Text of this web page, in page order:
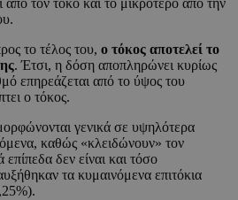
από τον τόκο και το μικρότερο από την
το τέλος του, ο τόκος αποτελεί το
. Έτσι, η δόση αποπληρώνει κυρίως
επηρεάζεται από το ύψος του
ο τόκος.
γενικά σε υψηλότερα
καθώς «κλειδώνουν» τον
δεν είναι και τόσο
τα κυμαινόμενα επιτόκια